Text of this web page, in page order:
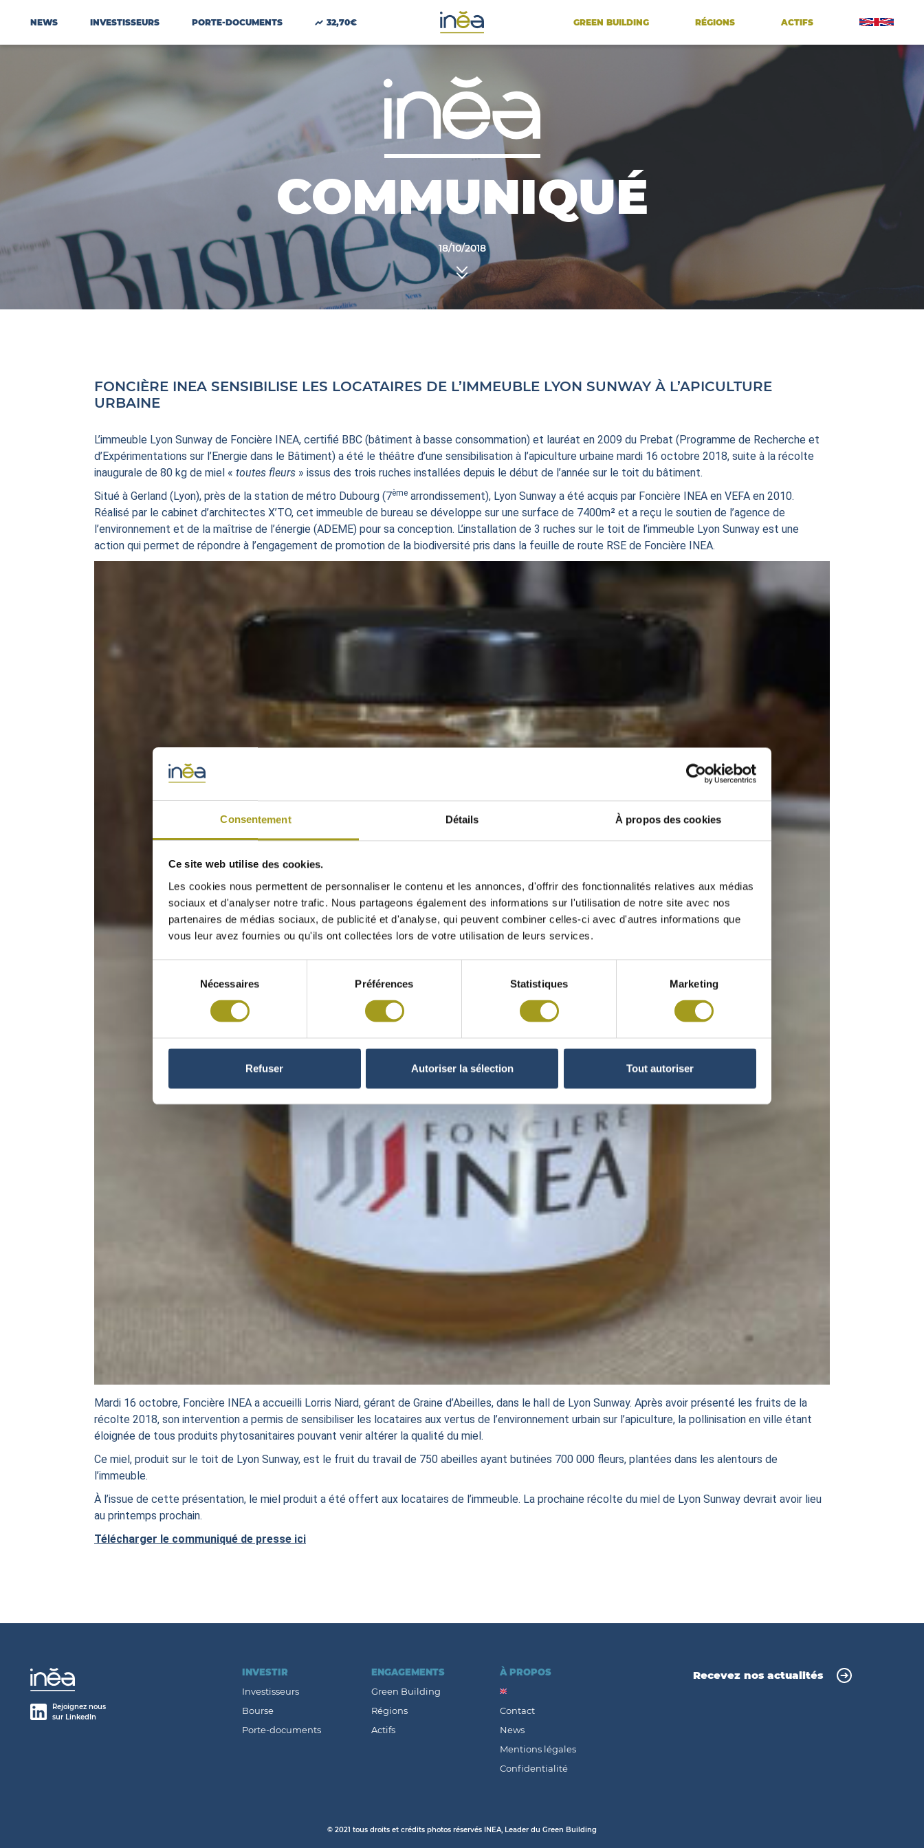
Consentement Détails À propos des cookies
Ce site web utilise des cookies.
Les cookies nous permettent de personnaliser le contenu et les annonces, d'offrir des fonctionnalités relatives aux médias
sociaux et d'analyser notre trafic. Nous partageons également des informations sur l'utilisation de notre site avec nos
partenaires de médias sociaux, de publicité et d'analyse, qui peuvent combiner celles-ci avec d'autres informations que
vous leur avez fournies ou qu'ils ont collectées lors de votre utilisation de leurs services.
consentement
Nécessaires Préférences Statistiques Marketing
Refuser Autoriser la sélection Tout autoriser
NEWS INVESTISSEURS PORTE-DOCUMENTS 32,70€ GREEN BUILDING RÉGIONS ACTIFS
COMMUNIQUÉ
18/10/2018
FONCIÈRE INEA SENSIBILISE LES LOCATAIRES DE L’IMMEUBLE LYON SUNWAY À L’APICULTURE
URBAINE
L’immeuble Lyon Sunway de Foncière INEA, certifié BBC (bâtiment à basse consommation) et lauréat en 2009 du Prebat (Programme de Recherche et
d’Expérimentations sur l’Energie dans le Bâtiment) a été le théâtre d’une sensibilisation à l’apiculture urbaine mardi 16 octobre 2018, suite à la récolte
inaugurale de 80 kg de miel « toutes fleurs » issus des trois ruches installées depuis le début de l’année sur le toit du bâtiment.
Situé à Gerland (Lyon), près de la station de métro Dubourg (7ème arrondissement), Lyon Sunway a été acquis par Foncière INEA en VEFA en 2010.
Réalisé par le cabinet d’architectes X’TO, cet immeuble de bureau se développe sur une surface de 7400m² et a reçu le soutien de l’agence de
l’environnement et de la maîtrise de l’énergie (ADEME) pour sa conception. L’installation de 3 ruches sur le toit de l’immeuble Lyon Sunway est une
action qui permet de répondre à l’engagement de promotion de la biodiversité pris dans la feuille de route RSE de Foncière INEA.
Mardi 16 octobre, Foncière INEA a accueilli Lorris Niard, gérant de Graine d’Abeilles, dans le hall de Lyon Sunway. Après avoir présenté les fruits de la
récolte 2018, son intervention a permis de sensibiliser les locataires aux vertus de l’environnement urbain sur l’apiculture, la pollinisation en ville étant
éloignée de tous produits phytosanitaires pouvant venir altérer la qualité du miel.
Ce miel, produit sur le toit de Lyon Sunway, est le fruit du travail de 750 abeilles ayant butinées 700 000 fleurs, plantées dans les alentours de
l’immeuble.
À l’issue de cette présentation, le miel produit a été offert aux locataires de l’immeuble. La prochaine récolte du miel de Lyon Sunway devrait avoir lieu
au printemps prochain.
Télécharger le communiqué de presse ici
Rejoignez nous
sur LinkedIn
INVESTIR
Investisseurs
Bourse
Porte-documents
ENGAGEMENTS
Green Building
Régions
Actifs
À PROPOS
Contact
News
Mentions légales
Confidentialité
Recevez nos actualités
© 2021 tous droits et crédits photos réservés INEA, Leader du Green Building